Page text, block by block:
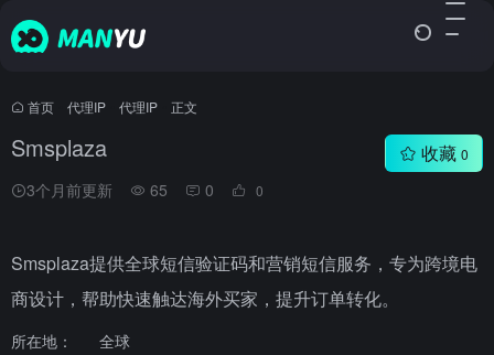
首页 代理IP 代理IP 正文
Smsplaza
3个月前更新 65 0 0
收藏 0
Smsplaza提供全球短信验证码和营销短信服务，专为跨境电
商设计，帮助快速触达海外买家，提升订单转化。
所在地：
全球